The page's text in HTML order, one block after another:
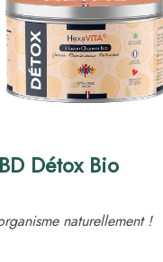
Détox Bio
naturellement !